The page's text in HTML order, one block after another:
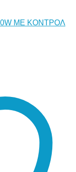
ME ΚΟΝΤΡΟΛ